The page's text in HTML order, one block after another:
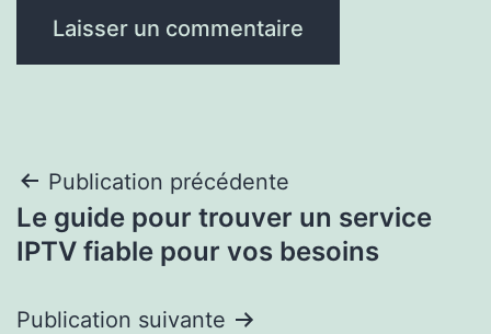
Navigation
de
Publication précédente
Le guide pour trouver un service
IPTV fiable pour vos besoins
Publication suivante